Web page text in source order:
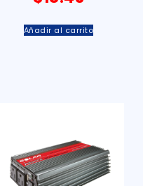
Añadir al carrito